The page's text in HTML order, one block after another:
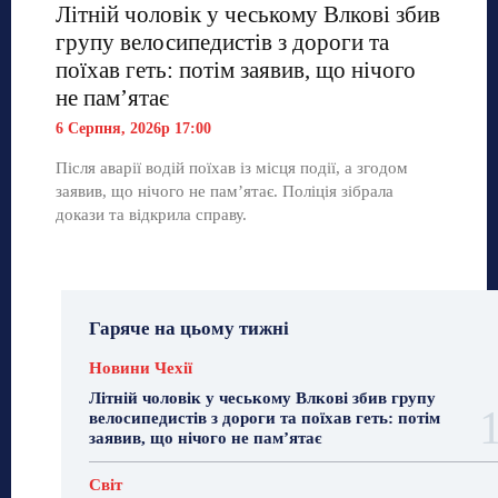
Літній чоловік у чеському Влкові збив
групу велосипедистів з дороги та
поїхав геть: потім заявив, що нічого
не пам’ятає
6 Серпня, 2026р 17:00
Після аварії водій поїхав із місця події, а згодом
заявив, що нічого не пам’ятає. Поліція зібрала
докази та відкрила справу.
Гаряче на цьому тижні
Новини Чехії
Літній чоловік у чеському Влкові збив групу
велосипедистів з дороги та поїхав геть: потім
заявив, що нічого не пам’ятає
Світ